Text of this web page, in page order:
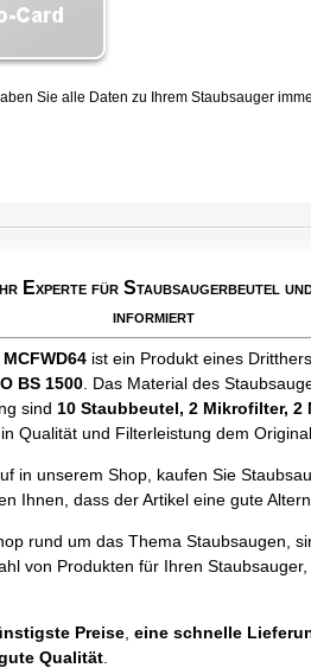
Sie alle Daten zu Ihrem Staubsauger
Experte für Staubsaugerbeutel
informiert
ist ein Produkt eines
BS 1500 . Das Material des
sind 10 Staubbeutel, 2 Mikrofilter, 2
Qualität und Filterleistung dem
in unserem Shop, kaufen Sie
Ihnen, dass der Artikel eine gute
rund um das Thema Staubsaugen,
von Produkten für Ihren
Preise ,eine schnelle
Qualität